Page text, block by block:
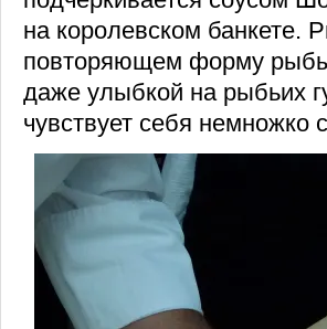
на королевском банкете.
повторяющем форму
даже улыбкой на рыбьих
чувствует себя немножко